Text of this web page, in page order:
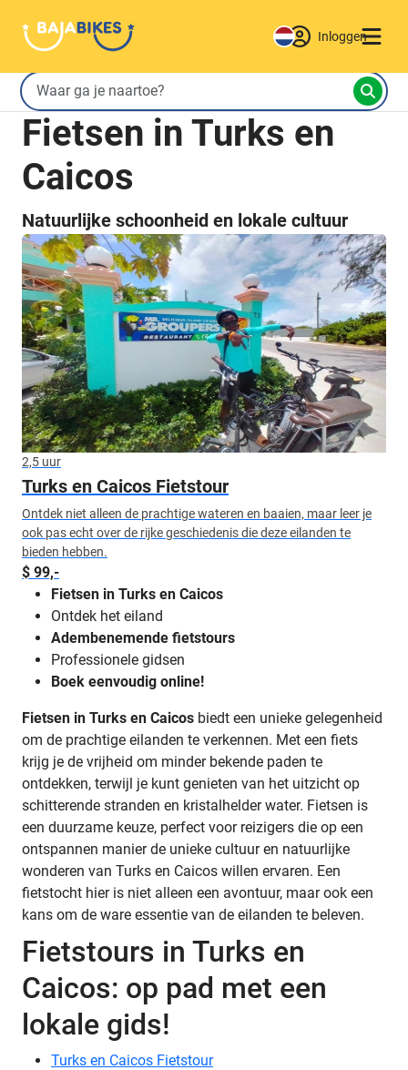
Inloggen
Fietsen in Turks en
Caicos
Natuurlijke schoonheid en lokale cultuur
2,5 uur
Turks en Caicos Fietstour
Ontdek niet alleen de prachtige wateren en baaien, maar leer je
ook pas echt over de rijke geschiedenis die deze eilanden te
bieden hebben.
$ 99,-
Fietsen in Turks en Caicos
Ontdek het eiland
Adembenemende fietstours
Professionele gidsen
Boek eenvoudig online!
Fietsen in Turks en Caicos biedt een unieke gelegenheid
om de prachtige eilanden te verkennen. Met een fiets
krijg je de vrijheid om minder bekende paden te
ontdekken, terwijl je kunt genieten van het uitzicht op
schitterende stranden en kristalhelder water. Fietsen is
een duurzame keuze, perfect voor reizigers die op een
ontspannen manier de unieke cultuur en natuurlijke
wonderen van Turks en Caicos willen ervaren. Een
fietstocht hier is niet alleen een avontuur, maar ook een
kans om de ware essentie van de eilanden te beleven.
Fietstours in Turks en
Caicos: op pad met een
lokale gids!
Turks en Caicos Fietstour